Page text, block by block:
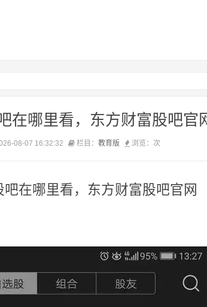
在哪里看，东方财富股吧官
08-07 16:32:32 栏目： 教育版 浏览： 次
吧在哪里看，东方财富股吧官网